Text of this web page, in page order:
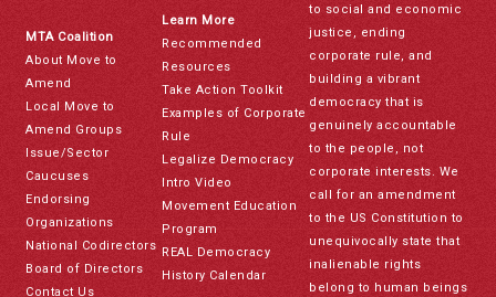
MTA Coalition
About Move to
Amend
Local Move to
Amend Groups
Issue/Sector
Caucuses
Endorsing
Organizations
National Codirectors
Board of Directors
Contact Us
Learn More
Recommended
Resources
Take Action Toolkit
Examples of Corporate
Rule
Legalize Democracy
Intro Video
Movement Education
Program
REAL Democracy
History Calendar
to social and economic
justice, ending
corporate rule, and
building a vibrant
democracy that is
genuinely accountable
to the people, not
corporate interests. We
call for an amendment
to the US Constitution to
unequivocally state that
inalienable rights
belong to human beings